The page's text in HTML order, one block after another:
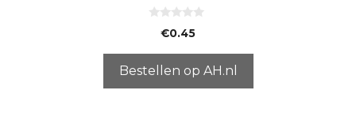
5
€0.45
Bestellen op AH.nl